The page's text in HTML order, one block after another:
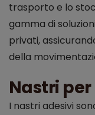
trasporto e lo
gamma di
privati,
della
Nastri
I nastri adesivi